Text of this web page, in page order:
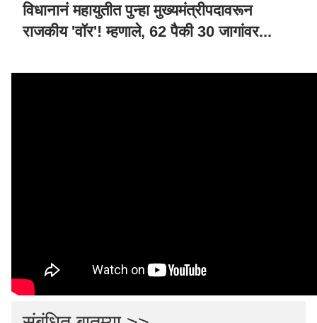
विधानानं महायुतीत पुन्हा मुख्यमंत्रीपदावरून
राजकीय 'वॉर'! म्हणाले, 62 पैकी 30 जागांवर...